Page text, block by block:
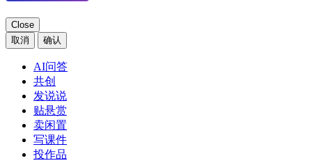
Close
取消
确认
AI问答
共创
发说说
贴悬赏
卖闲置
写课件
投作品